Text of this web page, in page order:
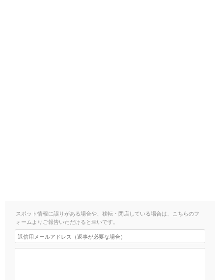
スポット情報に誤りがある場合や、移転・閉店している場合は、こちらのフ
ォームよりご報告いただけると幸いです。